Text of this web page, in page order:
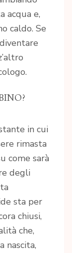
acqua e,
caldo. Se
in cui
rimasta
come sarà
degli
sta per
chiusi,
che,
nascita,